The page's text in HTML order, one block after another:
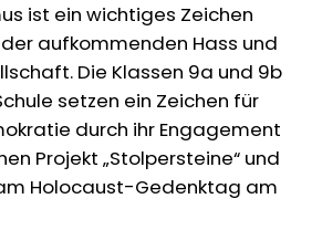
ist ein wichtiges Zeichen
aufkommenden Hass und
Die Klassen 9a und 9b
setzen ein Zeichen für
durch ihr Engagement
Projekt „Stolpersteine“ und
Holocaust-Gedenktag am